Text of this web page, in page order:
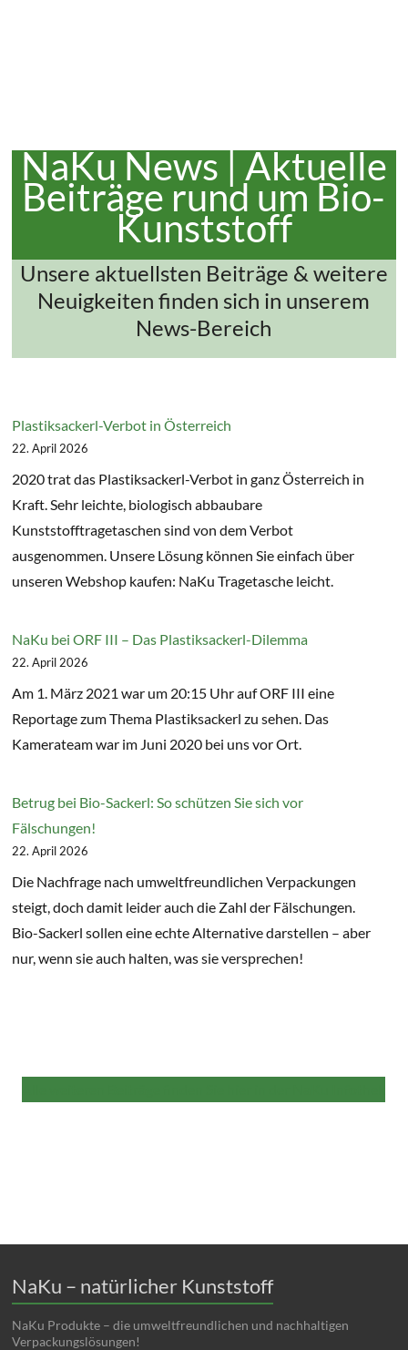
NaKu News | Aktuelle
Beiträge rund um Bio-
Kunststoff
Unsere aktuellsten Beiträge & weitere
Neuigkeiten finden sich in unserem
News-Bereich
Plastiksackerl-Verbot in Österreich
22. April 2026
2020 trat das Plastiksackerl-Verbot in ganz Österreich in
Kraft. Sehr leichte, biologisch abbaubare
Kunststofftragetaschen sind von dem Verbot
ausgenommen. Unsere Lösung können Sie einfach über
unseren Webshop kaufen: NaKu Tragetasche leicht.
NaKu bei ORF III – Das Plastiksackerl-Dilemma
22. April 2026
Am 1. März 2021 war um 20:15 Uhr auf ORF III eine
Reportage zum Thema Plastiksackerl zu sehen. Das
Kamerateam war im Juni 2020 bei uns vor Ort.
Betrug bei Bio-Sackerl: So schützen Sie sich vor
Fälschungen!
22. April 2026
Die Nachfrage nach umweltfreundlichen Verpackungen
steigt, doch damit leider auch die Zahl der Fälschungen.
Bio-Sackerl sollen eine echte Alternative darstellen – aber
nur, wenn sie auch halten, was sie versprechen!
NaKu – natürlicher Kunststoff
NaKu Produkte – die umweltfreundlichen und nachhaltigen
Verpackungslösungen!